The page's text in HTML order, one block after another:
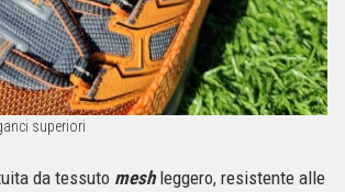
superiori
da tessuto mesh leggero, resistente alle